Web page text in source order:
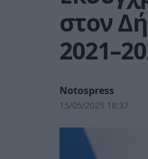
στον
Notospress
15/05/2025 18:37